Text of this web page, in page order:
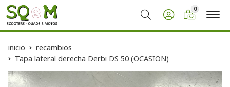
Buscar
0
inicio
recambios
Tapa lateral derecha Derbi DS 50 (OCASION)